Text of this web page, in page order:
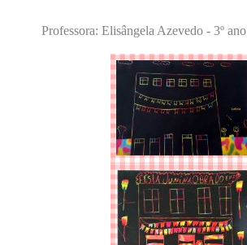
Professora: Elisângela Azevedo - 3º ano